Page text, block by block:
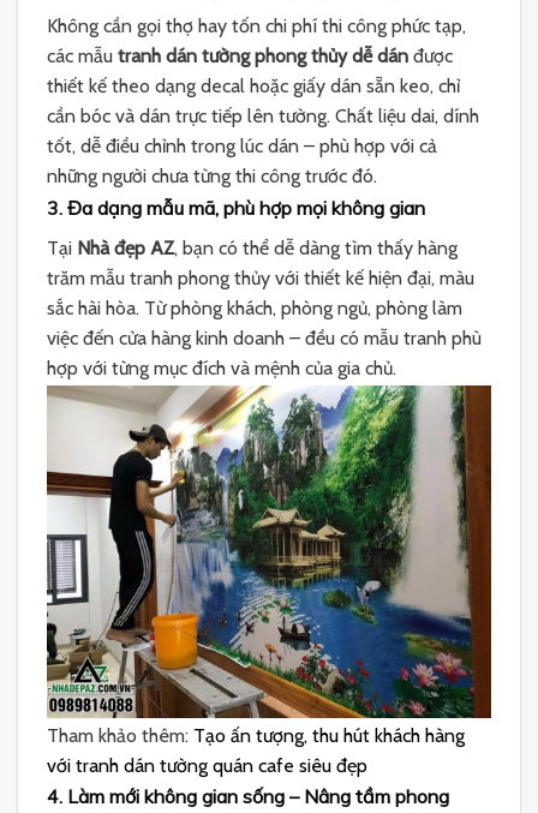
Không cần gọi thợ hay tốn chi phí thi công phức tạp,
các mẫu tranh dán tường phong thủy dễ dán được
thiết kế theo dạng decal hoặc giấy dán sẵn keo, chỉ
cần bóc và dán trực tiếp lên tường. Chất liệu dai, dính
tốt, dễ điều chỉnh trong lúc dán – phù hợp với cả
những người chưa từng thi công trước đó.
3. Đa dạng mẫu mã, phù hợp mọi không gian
Tại Nhà đẹp AZ, bạn có thể dễ dàng tìm thấy hàng
trăm mẫu tranh phong thủy với thiết kế hiện đại, màu
sắc hài hòa. Từ phòng khách, phòng ngủ, phòng làm
việc đến cửa hàng kinh doanh – đều có mẫu tranh phù
hợp với từng mục đích và mệnh của gia chủ.
Tham khảo thêm: Tạo ấn tượng, thu hút khách hàng
với tranh dán tường quán cafe siêu đẹp
4. Làm mới không gian sống – Nâng tầm phong